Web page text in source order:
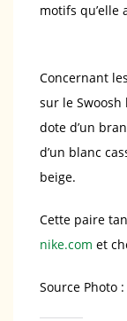
motifs qu’elle
Concernant
sur le
dote d’un
d’un blanc
beige.
Cette paire
nike.com et
Source Photo